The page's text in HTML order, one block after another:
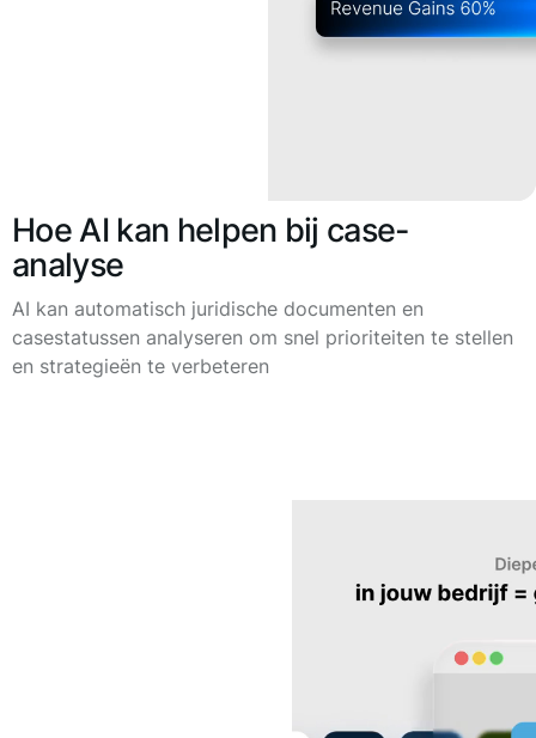
Hoe AI kan helpen bij case-
analyse
AI kan automatisch juridische documenten en
casestatussen analyseren om snel prioriteiten te stellen
en strategieën te verbeteren